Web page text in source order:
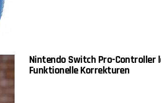
Nintendo Switch Pro-Controller
Funktionelle Korrekturen